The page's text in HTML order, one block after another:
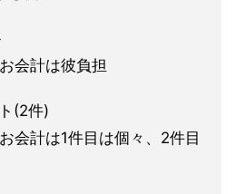
会計は彼負担
(2件)
会計は1件目は個々、2件目